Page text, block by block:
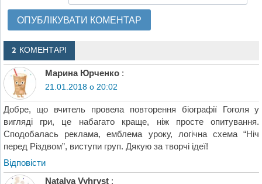
2 КОМЕНТАРІ
Марина Юрченко :
21.01.2018 о 20:02
Добре, що вчитель провела повторення біографії Гоголя у
вигляді гри, це набагато краще, ніж просте опитування.
Сподобалась реклама, емблема уроку, логічна схема “Ніч
перед Різдвом”, виступи груп. Дякую за творчі ідеї!
Відповіcти
Natalya Vyhryst :